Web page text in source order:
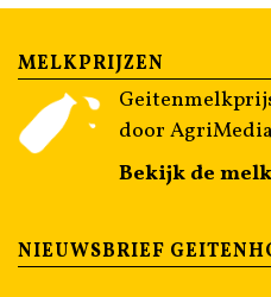
MELKPRIJZEN
door
Bekijk de
NIEUWSBRIEF